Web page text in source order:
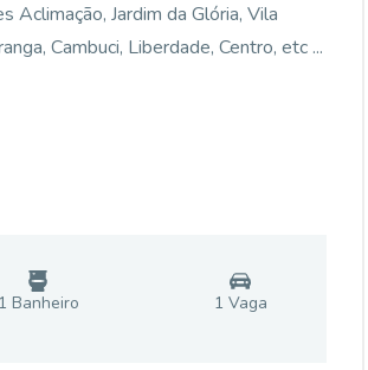
Aclimação, Jardim da Glória, Vila
Cambuci, Liberdade, Centro, etc ...
1 Banheiro 1 Vaga